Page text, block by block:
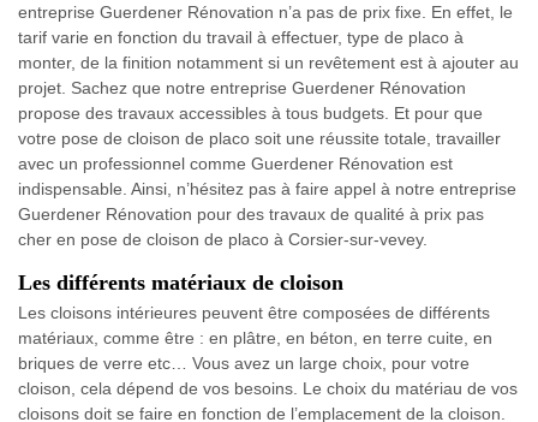
entreprise Guerdener Rénovation n’a pas de prix fixe. En effet, le
tarif varie en fonction du travail à effectuer, type de placo à
monter, de la finition notamment si un revêtement est à ajouter au
projet. Sachez que notre entreprise Guerdener Rénovation
propose des travaux accessibles à tous budgets. Et pour que
votre pose de cloison de placo soit une réussite totale, travailler
avec un professionnel comme Guerdener Rénovation est
indispensable. Ainsi, n’hésitez pas à faire appel à notre entreprise
Guerdener Rénovation pour des travaux de qualité à prix pas
cher en pose de cloison de placo à Corsier-sur-vevey.
Les différents matériaux de cloison
Les cloisons intérieures peuvent être composées de différents
matériaux, comme être : en plâtre, en béton, en terre cuite, en
briques de verre etc… Vous avez un large choix, pour votre
cloison, cela dépend de vos besoins. Le choix du matériau de vos
cloisons doit se faire en fonction de l’emplacement de la cloison.